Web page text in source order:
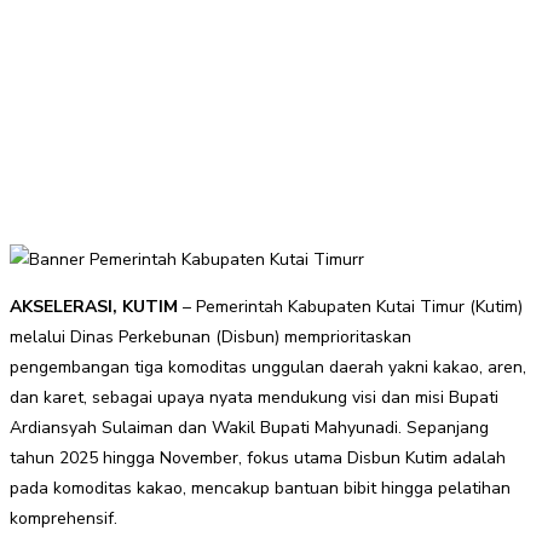
AKSELERASI, KUTIM – Pemerintah Kabupaten Kutai Timur (Kutim)
melalui Dinas Perkebunan (Disbun) memprioritaskan
pengembangan tiga komoditas unggulan daerah yakni kakao, aren,
dan karet, sebagai upaya nyata mendukung visi dan misi Bupati
Ardiansyah Sulaiman dan Wakil Bupati Mahyunadi. Sepanjang
tahun 2025 hingga November, fokus utama Disbun Kutim adalah
pada komoditas kakao, mencakup bantuan bibit hingga pelatihan
komprehensif.